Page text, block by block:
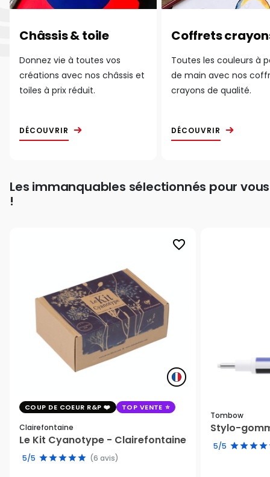
Châssis & toile
Donnez vie à toutes vos
créations avec nos châssis et
toiles à prix réduit.
DÉCOUVRIR
Coffrets
Toutes les couleurs à
de main avec nos
crayons de qualité.
DÉCOUVRIR
Les immanquables sélectionnés pour vous
!
favorite_border
COUP DE COEUR R&P TOP VENTE
Clairefontaine
Le Kit Cyanotype - Clairefontaine
5/5 (6 avis)
Tombow
Stylo-
5/5